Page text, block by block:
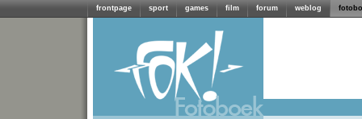
frontpage sport games film forum weblog